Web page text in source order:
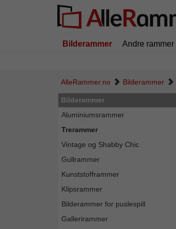
Bilderammer Andre rammer
AlleRammer.no Bilderammer
Bilderammer
Aluminiumsrammer
Trerammer
Vintage og Shabby Chic
Gullrammer
Kunststofframmer
Klipsrammer
Bilderammer for puslespill
Gallerirammer